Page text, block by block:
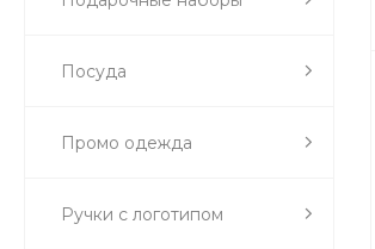
Посуда
Промо одежда
Ручки с логотипом